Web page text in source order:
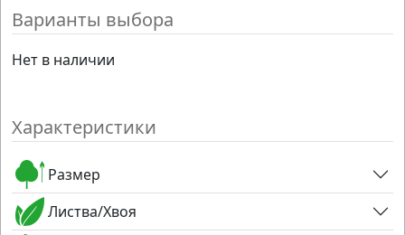
Варианты выбора
Нет в наличии
Характеристики
Размер
Листва/Хвоя